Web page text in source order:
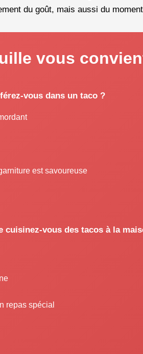
du goût, mais aussi du
vous
vous dans un taco ?
est savoureuse
cuisinez-vous des tacos à la
repas spécial